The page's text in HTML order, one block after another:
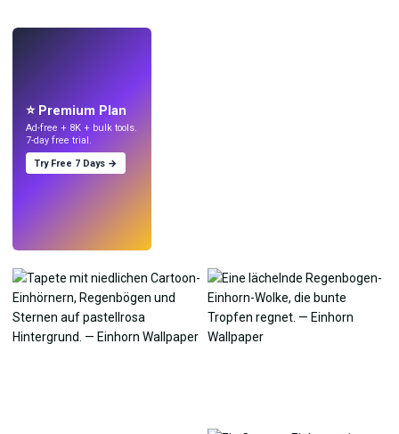
⭐ Premium Plan
Ad-free + 8K + bulk tools.
7-day free trial.
Try Free 7 Days →